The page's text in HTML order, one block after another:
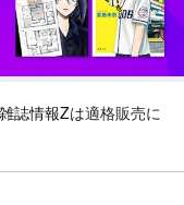
誌情報Zは適格販売に